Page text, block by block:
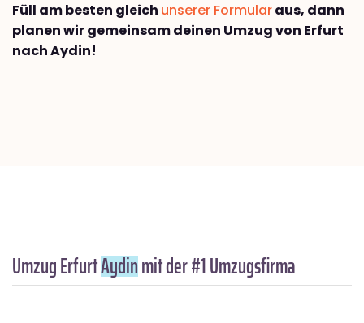
Füll am besten gleich unserer Formularaus, dann
planen wir gemeinsam deinen Umzug von Erfurt
nach Aydin!
Umzug ErfurtAydinmit der #1 Umzugsfirma